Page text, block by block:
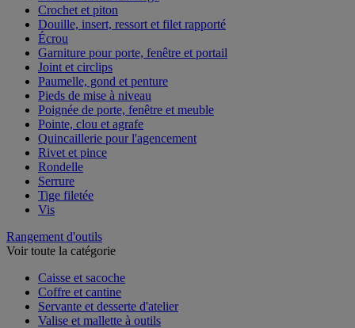
Crochet et piton
Douille, insert, ressort et filet rapporté
Écrou
Garniture pour porte, fenêtre et portail
Joint et circlips
Paumelle, gond et penture
Pieds de mise à niveau
Poignée de porte, fenêtre et meuble
Pointe, clou et agrafe
Quincaillerie pour l'agencement
Rivet et pince
Rondelle
Serrure
Tige filetée
Vis
Rangement d'outils
Voir toute la catégorie
Caisse et sacoche
Coffre et cantine
Servante et desserte d'atelier
Valise et mallette à outils